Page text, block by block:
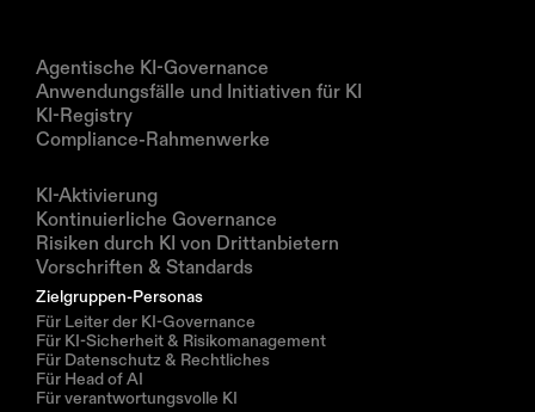
Agentische KI-Governance
Anwendungsfälle und Initiativen für KI
KI-Registry
Compliance-Rahmenwerke
KI-Aktivierung
Kontinuierliche Governance
Risiken durch KI von Drittanbietern
Vorschriften & Standards
Zielgruppen-Personas
Für Leiter der KI-Governance
Für KI-Sicherheit & Risikomanagement
Für Datenschutz & Rechtliches
Für Head of AI
Für verantwortungsvolle KI